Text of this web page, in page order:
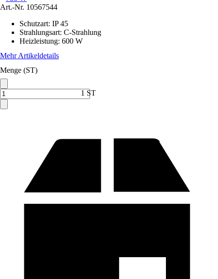
Art.-Nr. 10567544
Schutzart: IP 45
Strahlungsart: C-Strahlung
Heizleistung: 600 W
Mehr Artikeldetails
Menge (ST)
1 ST